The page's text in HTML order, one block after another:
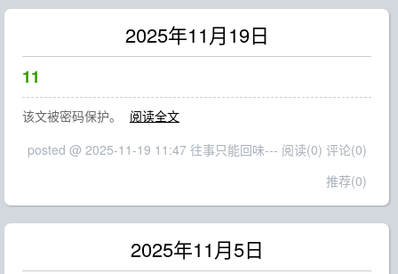
2025年11月19日
11
该文被密码保护。
阅读全文
posted @ 2025-11-19 11:47 往事只能回味--- 阅读(0) 评论(0)
推荐(0)
2025年11月5日